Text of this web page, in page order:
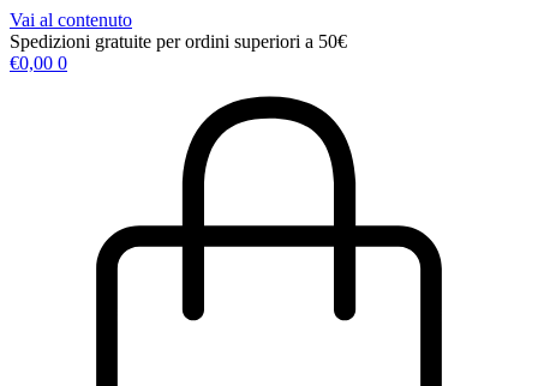
Vai al contenuto
Spedizioni gratuite per ordini superiori a 50€
€0,00 0